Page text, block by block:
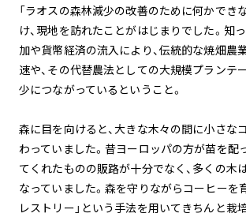
「ラオスの森林減少の改善のために何かでき
け、現地を訪れたことがはじまりでした。知
加や貨幣経済の流入により、伝統的な焼畑農
速や、その代替農法としての大規模プランテ
少につながっているということ。
森に目を向けると、大きな木々の間に小さな
わっていました。昔ヨーロッパの方が苗を配
てくれたものの販路が十分でなく、多くの木
なっていました。森を守りながらコーヒーを
レストリー」という手法を用いてきちんと栽